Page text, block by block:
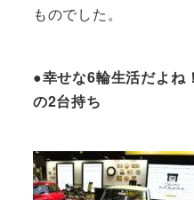
ものでした。
●幸せな6輪生活だよね
の2台持ち